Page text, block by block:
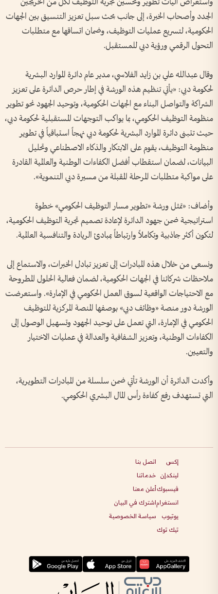
الجدد وأصحاب الخبرة، إلى جانب بحث سبل تعزيز التنسيق بين الجهات
الحكومية، لتسريع عمليات التوظيف، وضمان اتساقها مع متطلبات
التحول الرقمي ورؤية دبي للمستقبل.
وقال عبدالله علي بن زايد الفلاسي، مدير عام دائرة الموارد البشرية
لحكومة دبي: «يأتي تنظيم هذه الورشة في إطار حرص الدائرة على تعزيز
الشراكة والتواصل البناء مع الجهات الحكومية، وتوحيد الجهود نحو تطوير
منظومة التوظيف الحكومي، بما يواكب التوجهات المستقبلية لحكومة دبي،
حيث تتبنى دائرة الموارد البشرية لحكومة دبي نهجاً استباقياً في تطوير
منظومة التوظيف، يقوم على الابتكار والذكاء الاصطناعي وتحليل
البيانات، لضمان استقطاب أفضل الكفاءات الوطنية والعالمية القادرة
على مواكبة متطلبات المرحلة المقبلة من مسيرة دبي التنموية».
وأضاف: «تمثل ورشة «تطوير مسار التوظيف الحكومي» خطوة
استراتيجية ضمن جهود الدائرة لإعادة تصميم تجربة التوظيف الحكومية،
لتكون أكثر جاذبية وتكاملاً وارتباطاً بمبادئ الريادة والتنافسية العالمية.
ونسعى من خلال هذه المبادرات إلى تعزيز تبادل الخبرات، والاستماع إلى
ملاحظات شركائنا في الجهات الحكومية، لضمان فعالية الحلول المطروحة
مع الاحتياجات الواقعية لسوق العمل الحكومي في الإمارة». واستعرضت
الورشة دور منصة «وظائف دبي» بوصفها المنصة المركزية للتوظيف
الحكومي في الإمارة، التي تعمل على توحيد الجهود وتسهيل الوصول إلى
الكفاءات الوطنية، وتعزيز الشفافية والعدالة في عمليات الاختيار
والتعيين.
وأكدت الدائرة أن الورشة تأتي ضمن سلسلة من المبادرات التطويرية،
التي تستهدف رفع كفاءة رأس المال البشري الحكومي.
إكس
لينكدإن
فيسبوك
انستغرام
يوتيوب
تيك توك
اتصل بنا
خدماتنا
أعلن معنا
اشترك في البيان
سياسة الخصوصية